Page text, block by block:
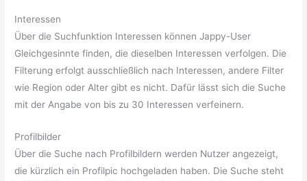
Interessen
Über die Suchfunktion Interessen können Jappy-User
Gleichgesinnte finden, die dieselben Interessen verfolgen. Die
Filterung erfolgt ausschließlich nach Interessen, andere Filter
wie Region oder Alter gibt es nicht. Dafür lässt sich die Suche
mit der Angabe von bis zu 30 Interessen verfeinern.
Profilbilder
Über die Suche nach Profilbildern werden Nutzer angezeigt,
die kürzlich ein Profilpic hochgeladen haben. Die Suche steht